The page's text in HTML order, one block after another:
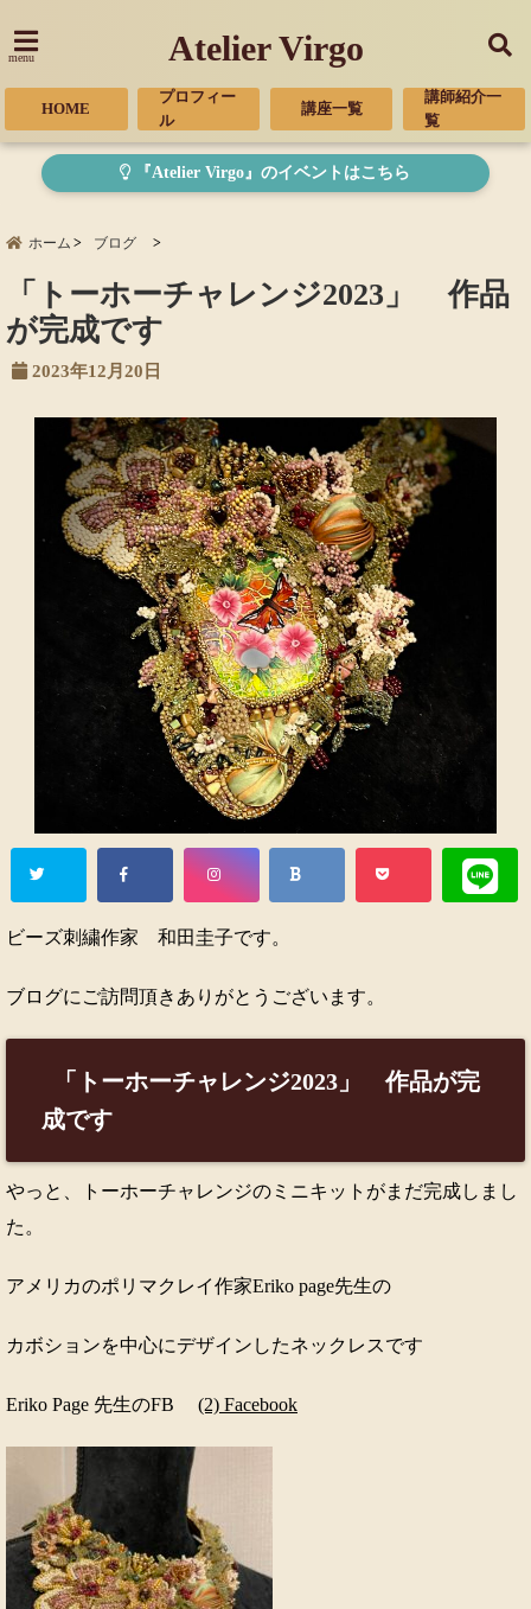
menu Atelier Virgo
HOME
プロフィー
ル
講座一覧
講師紹介一
覧
『Atelier Virgo』のイベントはこちら
ホーム ブログ
「トーホーチャレンジ2023」 作品
が完成です
2023年12月20日
ビーズ刺繍作家 和田圭子です。
ブログにご訪問頂きありがとうございます。
「トーホーチャレンジ2023」 作品が完
成です
やっと、トーホーチャレンジのミニキットがまだ完成しまし
た。
アメリカのポリマクレイ作家Eriko page先生の
カボションを中心にデザインしたネックレスです
Eriko Page 先生のFB (2) Facebook